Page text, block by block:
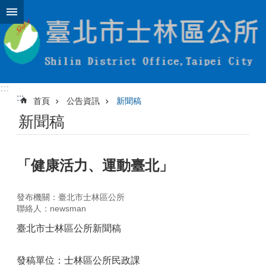
跳到主要內容區塊
:::
:::
首頁 公告資訊 新聞稿
新聞稿
「健康活力、運動臺北」
發布機關：臺北市士林區公所
聯絡人：newsman
臺北市士林區公所新聞稿
發稿單位：士林區公所民政課